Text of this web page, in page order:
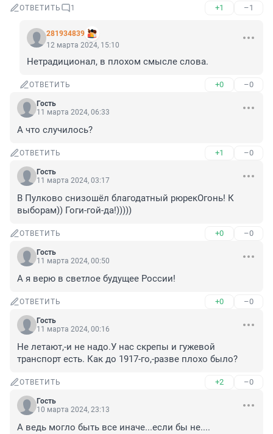
ОТВЕТИТЬ 1 +1 –1
281934839
12 марта 2024, 15:10
Нетрадиционал, в плохом смысле слова.
ОТВЕТИТЬ +0 –0
Гость
11 марта 2024, 06:33
А что случилось?
ОТВЕТИТЬ +1 –0
Гость
11 марта 2024, 03:17
В Пулково снизошёл благодатный рюрекОгонь! К
выборам)) Гоги-гой-да!)))))
ОТВЕТИТЬ +0 –0
Гость
11 марта 2024, 00:50
А я верю в светлое будущее России!
ОТВЕТИТЬ +0 –0
Гость
11 марта 2024, 00:16
Не летают,-и не надо.У нас скрепы и гужевой
транспорт есть. Как до 1917-го,-разве плохо было?
ОТВЕТИТЬ +2 –0
Гость
10 марта 2024, 23:13
А ведь могло быть все иначе...если бы не....